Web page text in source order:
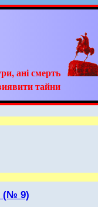
ані смерть
тайни
(№ 9)